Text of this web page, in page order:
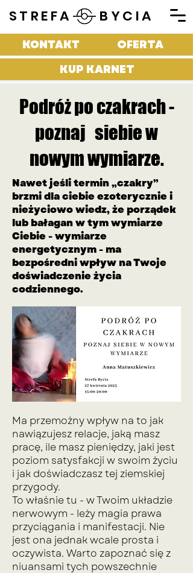
STREFA BYCIA
OFERTA
KONTAKT
KUP KARNET
Podróż po czakrach -
poznaj siebie w
nowym wymiarze.
Nawet jeśli termin „czakry”
brzmi dla ciebie ezoterycznie i
nieżyciowo wiedz, że porządek
lub bałagan w tym wymiarze
Ciebie - wymiarze
energetycznym - ma
bezpośredni wpływ na Twoje
doświadczenie życia
codziennego.
Ma przemożny wpływ na to jak
nawiązujesz relacje, jaką masz
pracę, ile masz pieniędzy, jaki jest
poziom satysfakcji w swoim życiu
i jak doświadczasz tej ziemskiej
przygody.
To właśnie tu - w Twoim układzie
nerwowym - leży magia prawa
przyciągania i manifestacji. Nie
jest ona jednak wcale prosta i
oczywista. Warto zapoznać się z
niuansami tych powszechnie